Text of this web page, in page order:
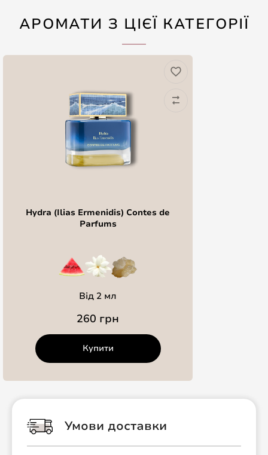
АРОМАТИ З ЦІЄЇ КАТЕГОРІЇ
Hydra (Ilias Ermenidis) Contes de
Parfums
Від 2 мл
260 грн
Купити
Умови доставки